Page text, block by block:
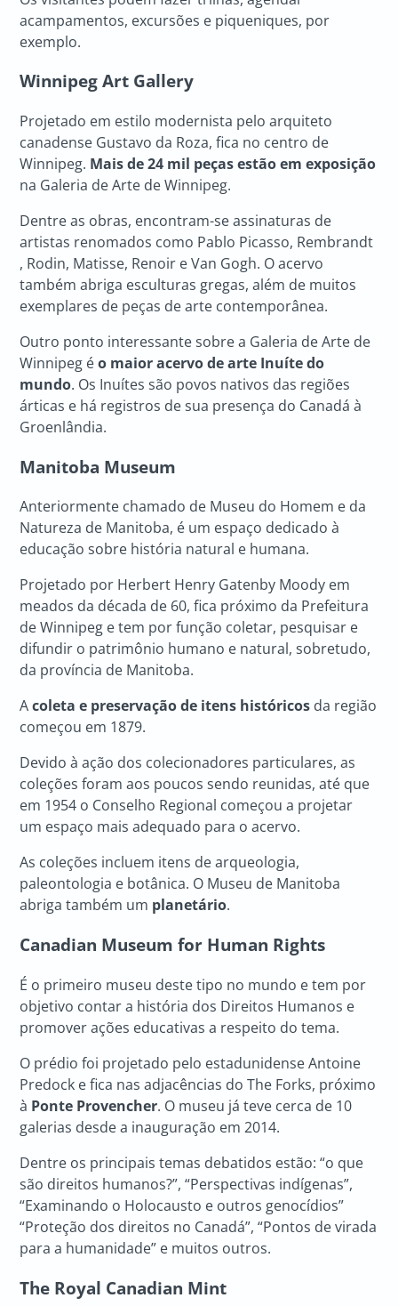
acampamentos, excursões e piqueniques, por
exemplo.
Winnipeg Art Gallery
Projetado em estilo modernista pelo arquiteto
canadense Gustavo da Roza, fica no centro de
Winnipeg. Mais de 24 mil peças estão em exposição
na Galeria de Arte de Winnipeg.
Dentre as obras, encontram-se assinaturas de
artistas renomados como Pablo Picasso, Rembrandt
, Rodin, Matisse, Renoir e Van Gogh. O acervo
também abriga esculturas gregas, além de muitos
exemplares de peças de arte contemporânea.
Outro ponto interessante sobre a Galeria de Arte de
Winnipeg éo maior acervo de arte Inuíte do
mundo. Os Inuítes são povos nativos das regiões
árticas e há registros de sua presença do Canadá à
Groenlândia.
Manitoba Museum
Anteriormente chamado de Museu do Homem e da
Natureza de Manitoba, é um espaço dedicado à
educação sobre história natural e humana.
Projetado por Herbert Henry Gatenby Moody em
meados da década de 60, fica próximo da Prefeitura
de Winnipeg e tem por função coletar, pesquisar e
difundir o patrimônio humano e natural, sobretudo,
da província de Manitoba.
Acoleta e preservação de itens históricos da região
começou em 1879.
Devido à ação dos colecionadores particulares, as
coleções foram aos poucos sendo reunidas, até que
em 1954 o Conselho Regional começou a projetar
um espaço mais adequado para o acervo.
As coleções incluem itens de arqueologia,
paleontologia e botânica. O Museu de Manitoba
abriga também um planetário.
Canadian Museum for Human Rights
É o primeiro museu deste tipo no mundo e tem por
objetivo contar a história dos Direitos Humanos e
promover ações educativas a respeito do tema.
O prédio foi projetado pelo estadunidense Antoine
Predock e fica nas adjacências do The Forks, próximo
à Ponte Provencher. O museu já teve cerca de 10
galerias desde a inauguração em 2014.
Dentre os principais temas debatidos estão: “o que
são direitos humanos?”, “Perspectivas indígenas”,
“Examinando o Holocausto e outros genocídios”
“Proteção dos direitos no Canadá”, “Pontos de virada
para a humanidade” e muitos outros.
The Royal Canadian Mint